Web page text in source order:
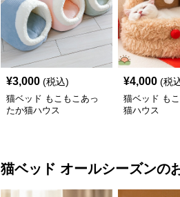
¥3,000 (税込)
猫ベッド もこもこあっ
たか猫ハウス
¥4,000 (税
猫ベッド も
猫ハウス
猫ベッド オールシーズンの